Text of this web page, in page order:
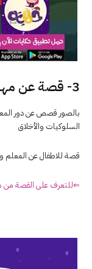
3- قصة عن مهنة المعلم للاطفال
بالصور قصص عن دور
السلوكيات والأخلاق
قصة للاطفال عن المعلم
⇐للتعرف على القصة من